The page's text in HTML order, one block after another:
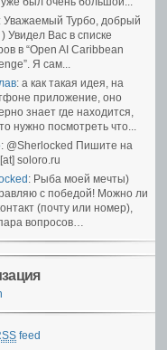
: Уважаемый Турбо, добрый
Увидел Вас в списке
в “Open AI Caribbean
Я сам...
: а как такая идея, на
приложение, оно
знает где находится,
нужно посмотреть что...
: @Sherlocked Пишите на
soloro.ru
: Рыба моей мечты)
с победой! Можно ли
(почту или номер),
вопросов…
feed